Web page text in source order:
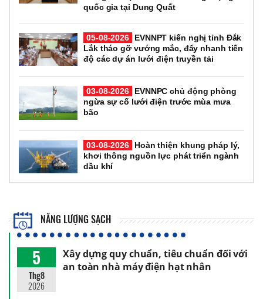
quốc gia tại Dung Quất
05-08-2026
EVNNPT kiến nghị tỉnh Đắk
Lắk tháo gỡ vướng mắc, đẩy nhanh tiến
độ các dự án lưới điện truyền tải
03-08-2026
EVNNPC chủ động phòng
ngừa sự cố lưới điện trước mùa mưa
bão
03-08-2026
Hoàn thiện khung pháp lý,
khơi thông nguồn lực phát triển ngành
dầu khí
NĂNG LƯỢNG SẠCH
5
Thg8
2026
Xây dựng quy chuẩn, tiêu chuẩn đối với
an toàn nhà máy điện hạt nhân